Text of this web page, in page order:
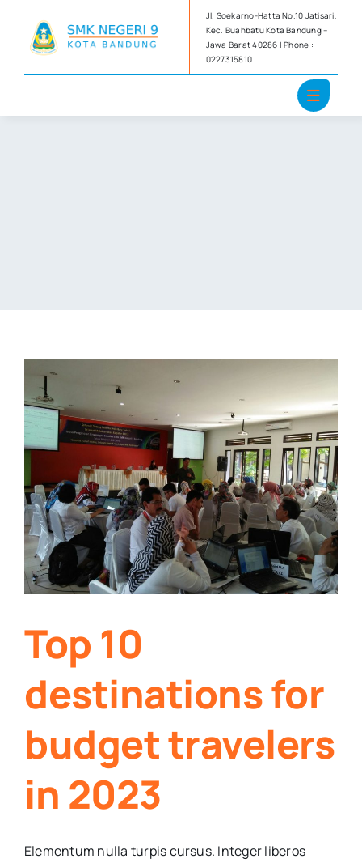
content
Jl. Soekarno-Hatta No.10 Jatisari,
Kec. Buahbatu Kota Bandung –
Jawa Barat 40286 | Phone :
0227315810
Top 10
destinations for
budget travelers
in 2023
Elementum nulla turpis cursus. Integer liberos